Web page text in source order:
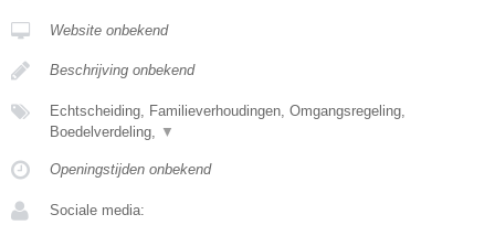
Website onbekend
Beschrijving onbekend
Echtscheiding, Familieverhoudingen, Omgangsregeling,
Boedelverdeling, ▼
Openingstijden onbekend
Sociale media: